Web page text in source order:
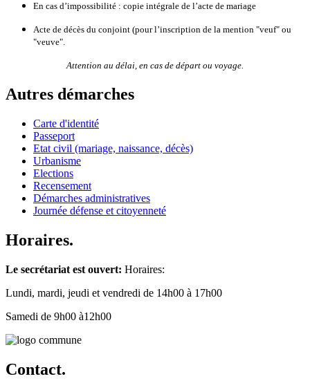
En cas d’impossibilité : copie intégrale de l’acte de mariage
Acte de décès du conjoint (pour l’inscription de la mention "veuf" ou
"veuve".
Attention au délai, en cas de départ ou voyage.
Autres démarches
Carte d'identité
Passeport
Etat civil (mariage, naissance, décès)
Urbanisme
Elections
Recensement
Démarches administratives
Journée défense et citoyenneté
Horaires.
Le secrétariat est ouvert: Horaires:
Lundi, mardi, jeudi et vendredi de 14h00 à 17h00
Samedi de 9h00 à12h00
Contact.